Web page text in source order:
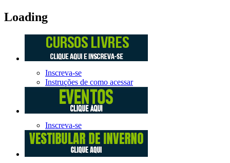
Loading
Inscreva-se
Instruções de como acessar
Inscreva-se